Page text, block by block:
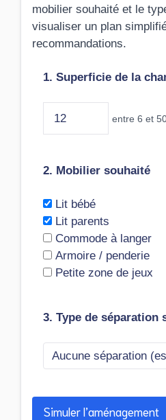
mobilier souhaité et le
visualiser un plan
recommandations.
1. Superficie de la
entre 6 et
2. Mobilier souhaité
Lit bébé
Lit parents
Commode à langer
Armoire / penderie
Petite zone de jeux
3. Type de séparation
Simuler l’aménagement